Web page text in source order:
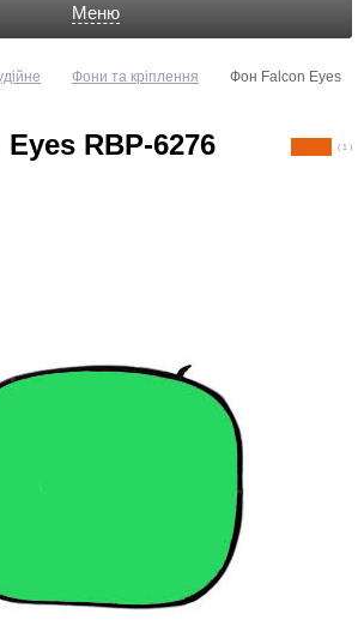
Меню
Фони та кріплення
Фон Falcon Eyes
RBP-6276
( 1 )